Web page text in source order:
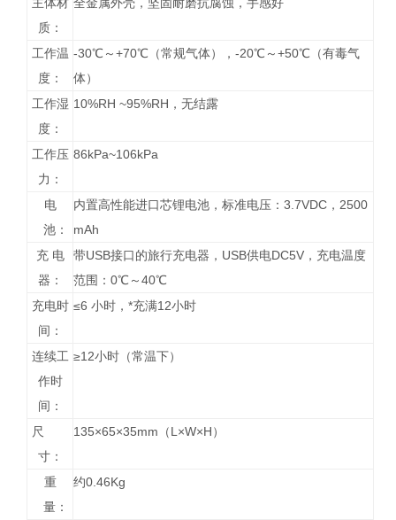
质：
工作温
度：
-30℃～+70℃（常规气体），-20℃～+50℃（有毒气
体）
工作湿
度：
10%RH ~95%RH，无结露
工作压
力：
86kPa~106kPa
电
池：
内置高性能进口芯锂电池，标准电压：3.7VDC，2500
mAh
充 电
器：
带USB接口的旅行充电器，USB供电DC5V，充电温度
范围：0℃～40℃
充电时
间：
≤6 小时，*充满12小时
连续工
作时
间：
≥12小时（常温下）
尺
寸：
135×65×35mm（L×W×H）
重
量：
约0.46Kg